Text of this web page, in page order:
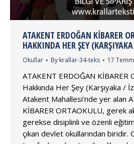
ATAKENT ERDOĞAN KİBARER
HAKKINDA HER ŞEY
Okullar By krallar-34-teks 17
ATAKENT ERDOĞAN KİBARER
Hakkında Her Şey (Karşıyaka /
Atakent Mahallesi’nde yer alan
KİBARER ORTAOKULU, gerek
gerekse disiplinli ve özenli eğitim
çıkan devlet okullarından